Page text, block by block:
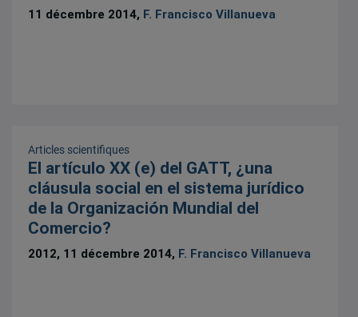
11 décembre 2014, F. Francisco Villanueva
Articles scientifiques
El artículo XX (e) del GATT, ¿una
cláusula social en el sistema jurídico
de la Organización Mundial del
Comercio?
2012, 11 décembre 2014, F. Francisco Villanueva